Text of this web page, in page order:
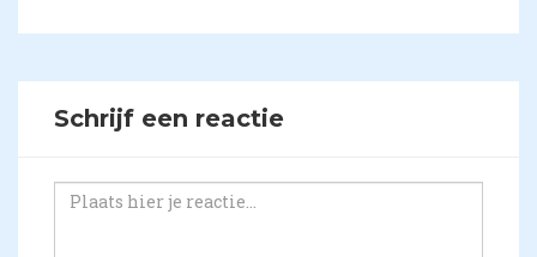
Schrijf een reactie